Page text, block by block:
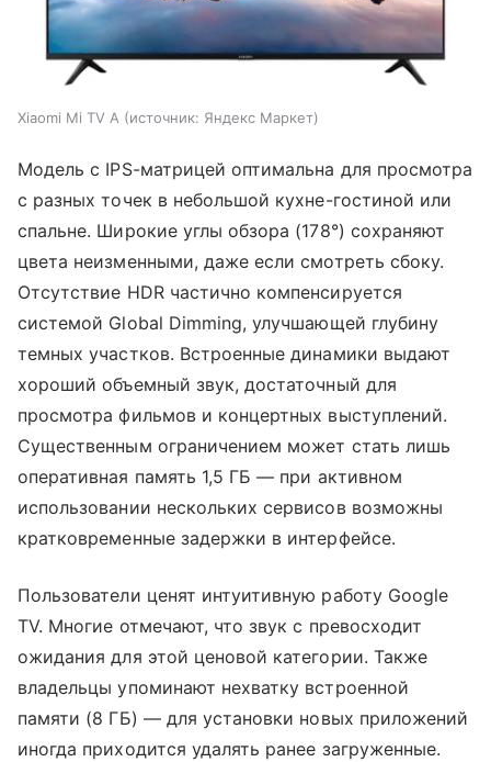
Xiaomi Mi TV A источник: Яндекс Маркет
Модель с IPS-матрицей оптимальна для просмотра
с разных точек в небольшой кухне-гостиной или
спальне. Широкие углы обзора (178°) сохраняют
цвета неизменными, даже если смотреть сбоку.
Отсутствие HDR частично компенсируется
системой Global Dimming, улучшающей глубину
темных участков. Встроенные динамики выдают
хороший объемный звук, достаточный для
просмотра фильмов и концертных выступлений.
Существенным ограничением может стать лишь
оперативная память 1,5 ГБ — при активном
использовании нескольких сервисов возможны
кратковременные задержки в интерфейсе.
Пользователи ценят интуитивную работу Google
TV. Многие отмечают, что звук с превосходит
ожидания для этой ценовой категории. Также
владельцы упоминают нехватку встроенной
памяти (8 ГБ) — для установки новых приложений
иногда приходится удалять ранее загруженные.